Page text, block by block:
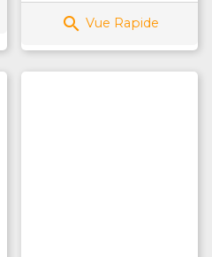
 Vue Rapide